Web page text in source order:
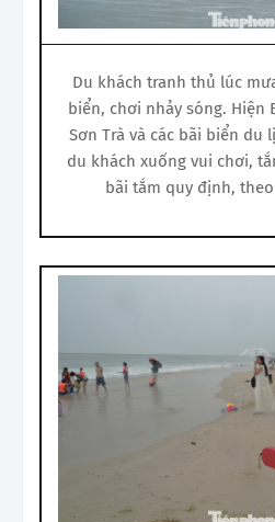
Du khách tranh thủ lúc
biển, chơi nhảy sóng. Hiện
Sơn Trà và các bãi biển du
du khách xuống vui chơi,
bãi tắm quy định,